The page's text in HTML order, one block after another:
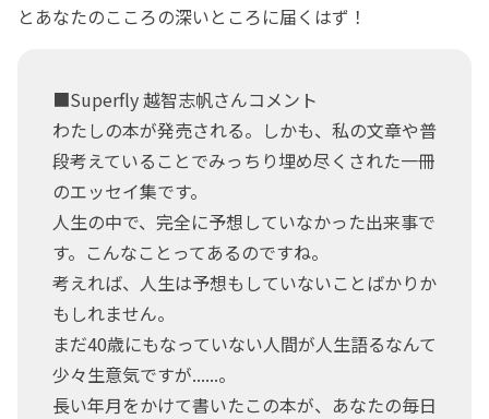
とあなたのこころの深いところに届くはず！
■Superfly 越智志帆さんコメント
わたしの本が発売される。しかも、私の文章や普
段考えていることでみっちり埋め尽くされた一冊
のエッセイ集です。
人生の中で、完全に予想していなかった出来事で
す。こんなことってあるのですね。
考えれば、人生は予想もしていないことばかりか
もしれません。
まだ40歳にもなっていない人間が人生語るなんて
少々生意気ですが......。
長い年月をかけて書いたこの本が、あなたの毎日